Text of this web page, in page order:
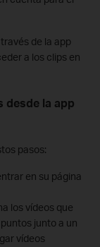
de la app
a los clips en
desde la app
pasos:
en su página
los vídeos que
junto a un
vídeos